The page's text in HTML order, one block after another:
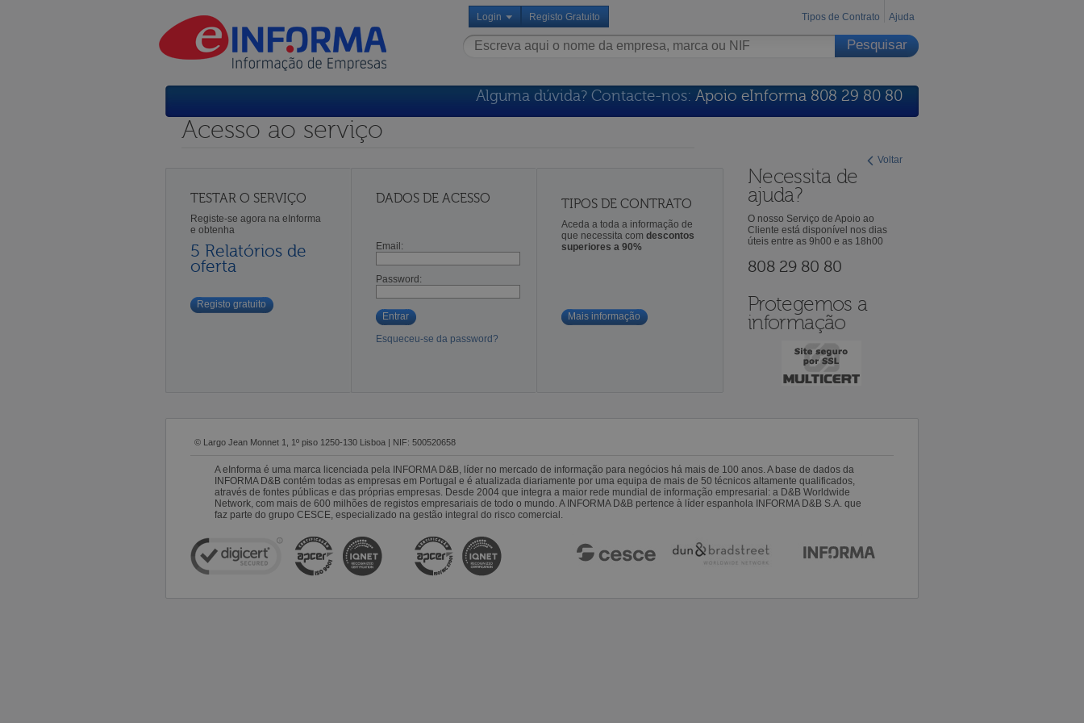
Login Registo Gratuito Tipos de Contrato Ajuda
Alguma dúvida? Contacte-nos: Apoio eInforma 808 29 80 80
Voltar
Acesso ao serviço
TESTAR O SERVIÇO
Registe-se agora na eInforma
e obtenha
5 Relatórios de
oferta
Registo gratuito
DADOS DE ACESSO
Email:
Password:
Entrar
Esqueceu-se da password?
TIPOS DE CONTRATO
Aceda a toda a informação de
que necessita comdescontos
superiores a 90%
Mais informação
Necessita de
ajuda?
O nosso Serviço de Apoio ao
Cliente está disponível nos dias
úteis entre as 9h00 e as 18h00
808 29 80 80
Protegemos a
informação
© Largo Jean Monnet 1, 1º piso 1250-130 Lisboa | NIF: 500520658
A eInforma é uma marca licenciada pela INFORMA D&B, líder no mercado de informação para negócios há mais de 100 anos. A base de dados da
INFORMA D&B contém todas as empresas em Portugal e é atualizada diariamente por uma equipa de mais de 50 técnicos altamente qualificados,
através de fontes públicas e das próprias empresas. Desde 2004 que integra a maior rede mundial de informação empresarial: a D&B Worldwide
Network, com mais de 600 milhões de registos empresariais de todo o mundo. A INFORMA D&B pertence à líder espanhola INFORMA D&B S.A. que
faz parte do grupo CESCE, especializado na gestão integral do risco comercial.